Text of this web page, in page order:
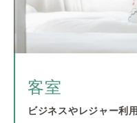
客室
ビジネスやレジャー利